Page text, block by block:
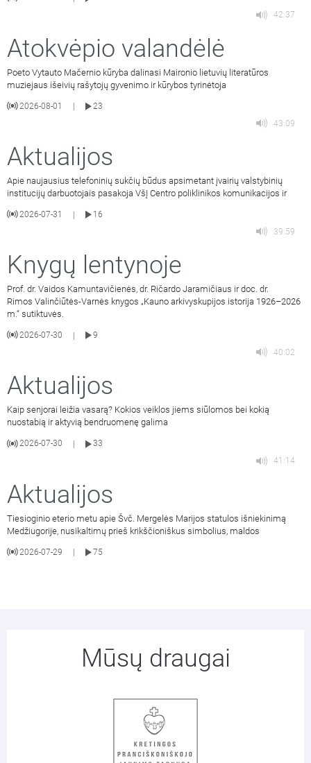
42:37
Atokvėpio valandėlė
Poeto Vytauto Mačernio kūryba dalinasi Maironio lietuvių literatūros
muziejaus išeivių rašytojų gyvenimo ir kūrybos tyrinėtoja
2026-08-01
23
43:09
Aktualijos
Apie naujausius telefoninių sukčių būdus apsimetant įvairių valstybinių
institucijų darbuotojais pasakoja VšĮ Centro poliklinikos komunikacijos ir
2026-07-31 |
16
39:59
Knygų lentynoje
Prof. dr. Vaidos Kamuntavičienės, dr. Ričardo Jaramičiaus ir doc. dr.
Rimos Valinčiūtės-Varnės knygos „Kauno arkivyskupijos istorija 1926–2026
m.“ sutiktuvės.
2026-07-30 |
9
40:02
Aktualijos
Kaip senjorai leižia vasarą? Kokios veiklos jiems siūlomos bei kokią
nuostabią ir aktyvią bendruomenę galima
2026-07-30
33
41:14
Aktualijos
Tiesioginio eterio metu apie Švč. Mergelės Marijos statulos išniekinimą
Medžiugorije, nusikaltimų prieš krikščioniškus simbolius, maldos
2026-07-29 75
Mūsų draugai